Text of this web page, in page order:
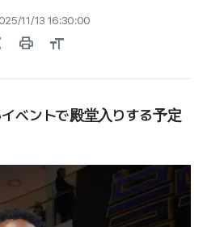
11/13 16:30:00
print format_size
ベントで殿堂入りする予定